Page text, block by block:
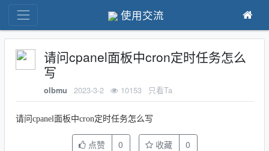
使用交流
请问cpanel面板中cron定时任务怎么
写
olbmu 2023-3-2 10153 只看Ta
请问cpanel面板中cron定时任务怎么写
点赞 0 收藏 0